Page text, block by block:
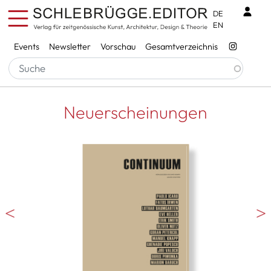
Direkt zum Inhalt
Services
Events Newsletter Vorschau Gesamtverzeichnis
DE
EN
Neuerscheinungen